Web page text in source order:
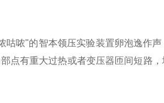
哝"的智本领压实验装置卵泡逸作声
点有重大过热或者变压器匝间短路